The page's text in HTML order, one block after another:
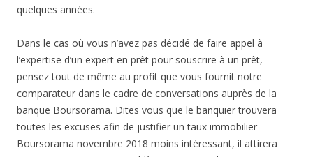
quelques années.
Dans le cas où vous n’avez pas décidé de faire appel à
l’expertise d’un expert en prêt pour souscrire à un prêt,
pensez tout de même au profit que vous fournit notre
comparateur dans le cadre de conversations auprès de la
banque Boursorama. Dites vous que le banquier trouvera
toutes les excuses afin de justifier un taux immobilier
Boursorama novembre 2018 moins intéressant, il attirera